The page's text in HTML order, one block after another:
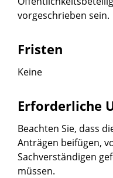
vorgeschrieben sein.
Fristen
Keine
Erforderliche
Beachten Sie, dass
Anträgen beifügen,
Sachverständigen
müssen.